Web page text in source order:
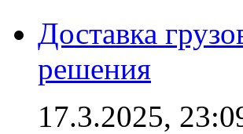
Доставка
решения
17.3.2025,